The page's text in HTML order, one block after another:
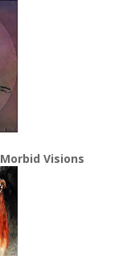
Visions